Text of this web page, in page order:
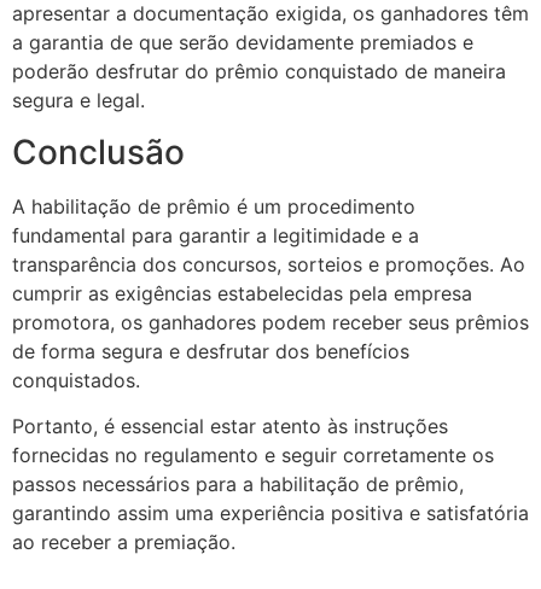
apresentar a documentação exigida, os ganhadores têm
a garantia de que serão devidamente premiados e
poderão desfrutar do prêmio conquistado de maneira
segura e legal.
Conclusão
A habilitação de prêmio é um procedimento
fundamental para garantir a legitimidade e a
transparência dos concursos, sorteios e promoções. Ao
cumprir as exigências estabelecidas pela empresa
promotora, os ganhadores podem receber seus prêmios
de forma segura e desfrutar dos benefícios
conquistados.
Portanto, é essencial estar atento às instruções
fornecidas no regulamento e seguir corretamente os
passos necessários para a habilitação de prêmio,
garantindo assim uma experiência positiva e satisfatória
ao receber a premiação.